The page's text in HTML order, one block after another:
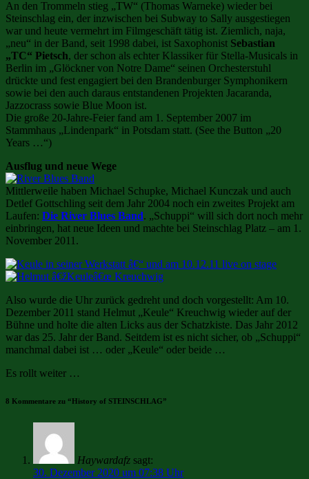
An den Trommeln stieg „TW“ (Thomas Warneke) wieder bei
Steinschlag ein, der inzwischen bei Subway to Sally ausgestiegen
war und heute vermehrt im Filmgeschäft tätig ist. Ziemlich, naja,
„neu“ in der Band, seit 1998 dabei, ist Saxophonist Sebastian
„TC“ Pietsch, der schon als echter Klassiker für Stella-Musicals in
Berlin im „Glöckner von Notre Dame“ seinen Orchesterstuhl
drückte und fest engagiert bei den Brandenburger Symphonikern
sowie bei den auch daraus entstandenen Projekten Jacaranda,
Jazzocrass sowie Blue Moon ist.
Die große 20-Jahre-Feier fand am 1. September 2007 im
Stammhaus „Lindenpark“ in Potsdam statt. (See the Button „20
Years …“)
Ausflug und neue Wege
Mittlerweile haben Michael Schupke, Michael Kunczak und auch
Detlef Gottschling seit dem Jahr 2004 noch ein zweites Projekt am
Laufen: Die River Blues Band. „Schuppi“ will sich dort noch mehr
einbringen, hat neue Ideen und machte bei Steinschlag Platz – am 1.
November 2011.
Also wurde die Uhr zurück gedreht und doch vorgestellt: Am 10.
Dezember 2011 stand Helmut „Keule“ Kreuchwig wieder auf der
Bühne und holte die alten Licks aus der Schatzkiste. Das Jahr 2012
war das 25. Jahr der Band. Seitdem ist es nicht sicher, ob „Schuppi“
manchmal dabei ist … oder „Keule“ oder beide …
Es rollt weiter …
8 Kommentare zu “History of STEINSCHLAG”
Haywardafz sagt:
30. Dezember 2020 um 07:38 Uhr